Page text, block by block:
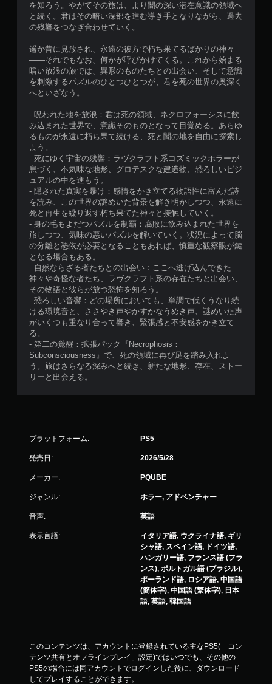
を知ろう。やがてその旅は、より闇の深い潜在意識の領域へ
と続く。君はその暗い深部を進む導き手となりながら、過去
の残響をつなぎ合わせていく。
遥か昔に見放され、永遠の彼方で朽ち果てるばかりの神々
——それでもなお、何かが呼びかけてくる。これから始まる
暗い放浪の旅では、異形のものたちとの出会い、そして意識
を刺激するパズルのひとつひとつが、君を死の世界の奥深く
へといざなう。
- 呪われた地を放浪：君は死の領域、ネクロフォーシスに飲
み込まれた世界で、意識そのものとなって目覚める。あらゆ
るものが永遠に朽ち果て続ける、死と闇の地を自由に探索し
よう。
- 死にゆく宇宙の残響：ラヴクラフト系コズミックホラーが
息づく、不気味な地形、グロテスクな建造物、恐ろしいビジ
ュアルの中を進もう。
- 隠された真実を暴け：感情をかき立てる物語性に富んだ詩
を読み、この世界の謎めいた背景を解き明かしつつ、永遠に
死と再生を繰り返す朽ち果てた神々と接触していく。
- 身の毛もよだつパズルを制覇：腐敗に飲み込まれた世界を
旅しつつ、気味の悪いパズルを解いていく。状況によって脳
の分離と憑依が必要となることもあれば、慎重な観察眼が鍵
となる場合もある。
- 自然ならざる者たちとの出会い：ここへ逃げ込んできた
神々や奇怪な者たち、ラヴクラフト系の存在たちと出会い、
その物語と彼らが放つ恐怖を知ろう。
- 恐ろしい音響：どの場所においても、単調で低くうなり続
ける環境音と、ささやき声やかすかなうめき声、謎めいた声
がいくつも重なり合って響き、緊張感と不安感をかき立て
る。
- 第二の覚醒：拡張パック『Necrophosis：
Subconsciousness』で、死の領域に再び足を踏み入れよ
う。旅はさらなる深みへと続き、新たな地形、存在、ストー
リーと出会える。
プラットフォーム: PS5
発売日: 2026/5/28
メーカー: PQUBE
ジャンル: ホラー, アドベンチャー
音声: 英語
表示言語:
イタリア語, ウクライナ語, ギリ
シャ語, スペイン語, ドイツ語,
ハンガリー語, フランス語 (フラ
ンス), ポルトガル語 (ブラジル),
ポーランド語, ロシア語, 中国語
(簡体字), 中国語 (繁体字), 日本
語, 英語, 韓国語
このコンテンツは、アカウントに登録されている主なPS5(「コン
テンツ共有とオフラインプレイ」設定)ではいつでも、その他の
PS5の場合には同アカウントでログインした後に、ダウンロード
してプレイすることができます。